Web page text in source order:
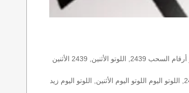
الأرقام الستة الاساسية, اللوتو اللبناني هذا اليوم اللوتو اليوم, اللوتو 2439 عو رقم سحب اللوتو ٢٤٣٩ بالحرف العربية اللوتو 1718, اللوتو 2026-08-10, اللوتو أرقام السحب 2439, اللوتو الأثنين, 2439 الأثنين
اللوتو اللبناني الأثنين, اللوتو اللبناني الأثنين اللوتو اللبناني الأثنين 2026-08-10, اللوتو اللبناني اليوم اللوتو اللبناني رقم السحب اللوتو اللبناني رقم السحب 2439, اللوتو اليوم اللوتو اليوم الأثنين, اللوتو اليوم زيد